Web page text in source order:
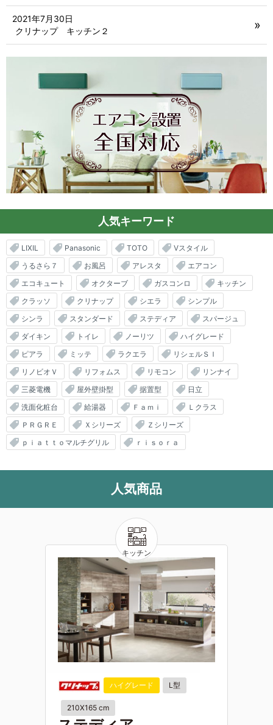
クリナップ キッチン２
2021年7月30日
人気キーワード
LIXIL Panasonic TOTO
Vスタイル
うるさら７
お風呂 アレスタ
エアコン
エコキュート
オクターブ ガスコンロ
キッチン
クラッソ
クリナップ シエラ
シンプル
シンラ
スタンダード ステディア
スパージュ
ダイキン
トイレ ノーリツ
ハイグレード
ピアラ
ミッテ ラクエラ
リシェルＳＩ
リノビオＶ
リフォムス リモコン
リンナイ
三菱電機
屋外壁掛型 据置型
日立
洗面化粧台
給湯器 Ｆａｍｉ
Ｌクラス
ＰＲＧＲＥ
Ｘシリーズ
Ｚシリーズ
ｐｉａｔｔｏマルチグリル
ｒｉｓｏｒａ
人気商品
ハイグレード L型
210X165 cm